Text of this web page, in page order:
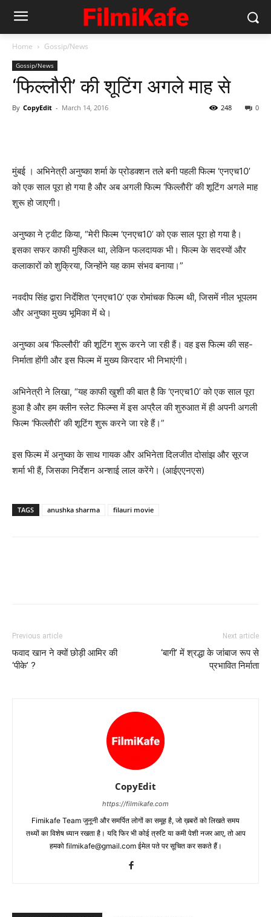
Home Gossip/News
Gossip/News
‘फिल्लौरी’ की शूटिंग अगले माह से
By CopyEdit - March 14, 2016 0
248
मुंबई । अभिनेत्री अनुष्का शर्मा के प्रोडक्शन तले बनी पहली फिल्म ‘एनएच10’
को एक साल पूरा हो गया है और अब अगली फिल्म ‘फिल्लौरी’ की शूटिंग अगले माह
शुरू हो जाएगी।
अनुष्का ने ट्वीट किया, “मेरी फिल्म ‘एनएच10’ को एक साल पूरा हो गया है।
इसका सफर काफी मुश्किल था, लेकिन फलदायक भी। फिल्म के सदस्यों और
कलाकारों को शुक्रिया, जिन्होंने यह काम संभव बनाया।”
नवदीप सिंह द्वारा निर्देशित ‘एनएच10’ एक रोमांचक फिल्म थी, जिसमें नील भूपलम
और अनुष्का मुख्य भूमिका में थे।
अनुष्का अब ‘फिल्लौरी’ की शूटिंग शुरू करने जा रही हैं। वह इस फिल्म की सह-
निर्माता होंगी और इस फिल्म में मुख्य किरदार भी निभाएंगी।
अभिनेत्री ने लिखा, “यह काफी खुशी की बात है कि ‘एनएच10’ को एक साल पूरा
हुआ है और हम क्लीन स्लेट फिल्म्स में इस अप्रैल की शुरुआत में ही अपनी अगली
फिल्म ‘फिल्लौरी’ की शूटिंग शुरू करने जा रहे हैं।”
इस फिल्म में अनुष्का के साथ गायक और अभिनेता दिलजीत दोसांझ और सूरज
शर्मा भी हैं, जिसका निर्देशन अन्शाई लाल करेंगे। (आईएएनएस)
TAGS anushka sharma filauri movie
Previous article
फवाद खान ने क्यों छोड़ी आमिर की
‘पीके’ ?
Next article
‘बागी’ में श्रद्धा के जांबाज रूप से
प्रभावित निर्माता
CopyEdit
https://filmikafe.com
Fimikafe Team जुनूनी और समर्पित लोगों का समूह है, जो ख़बरों को लिखते समय
तथ्‍यों का विशेष ध्‍यान रखता है। यदि फिर भी कोई त्रुटि या कमी पेशी नजर आए, तो आप
हमको filmikafe@gmail.com ईमेल पते पर सूचित कर सकते हैं।